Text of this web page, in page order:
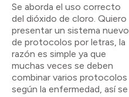
Se aborda el uso correcto
del dióxido de cloro. Quiero
presentar un sistema nuevo
de protocolos por letras, la
razón es simple ya que
muchas veces se deben
combinar varios protocolos
según la enfermedad, así se